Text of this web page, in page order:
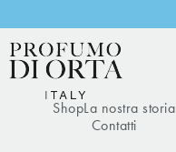
ShopLa nostra storia
Contatti